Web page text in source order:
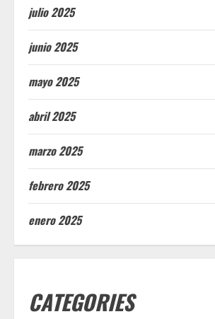
julio 2025
junio 2025
mayo 2025
abril 2025
marzo 2025
febrero 2025
enero 2025
CATEGORIES